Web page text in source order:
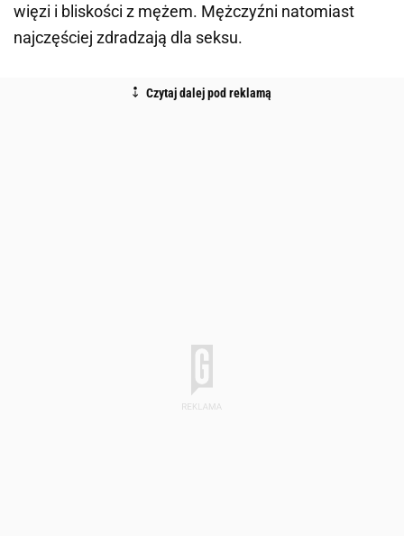
więzi i bliskości z mężem. Mężczyźni natomiast
najczęściej zdradzają dla seksu.